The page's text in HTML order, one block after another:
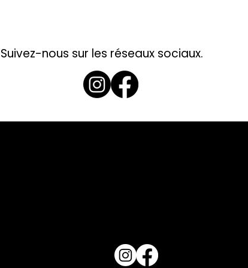
Suivez-nous sur les réseaux sociaux.
+351 918 471 585